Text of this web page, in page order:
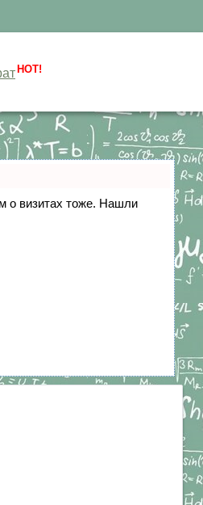
HOT!
о визитах тоже. Нашли